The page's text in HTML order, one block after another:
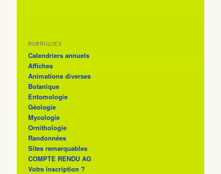
RUBRIQUES
Calendriers annuels
Affiches
Animations diverses
Botanique
Entomologie
Géologie
Mycologie
Ornithologie
Randonnées
Sites remarquables
COMPTE RENDU AG
Votre inscription ?